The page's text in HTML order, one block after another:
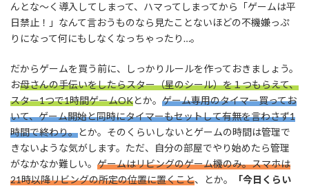
んとな～く導入してしまって、ハマってしまってから「ゲームは平
日禁止！」なんて言おうものなら見たことないほどの不機嫌っぷ
りになって何にもしなくなっちゃったり…。
だからゲームを買う前に、しっかりルールを作っておきましょう。
お母さんの手伝いをしたらスター（星のシール）を１つもらえて、
スター1つで1時間ゲームOKとか。 ゲーム専用のタイマー買ってお
いて、ゲーム開始と同時にタイマーもセットして有無を言わさず1
時間で終わり。とか。そのくらいしないとゲームの時間は管理で
きないような気がします。ただ、自分の部屋でやり始めたら管理
がなかなか難しい。 ゲームはリビングのゲーム機のみ。スマホは
21時以降リビングの所定の位置に置くこと、とか。
「今日くらい